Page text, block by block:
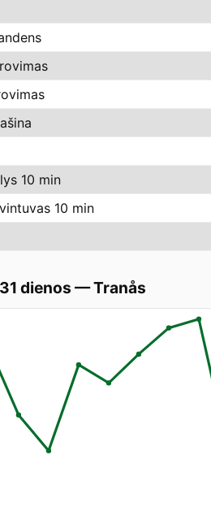
10 min
10 min
dienos —Tranås